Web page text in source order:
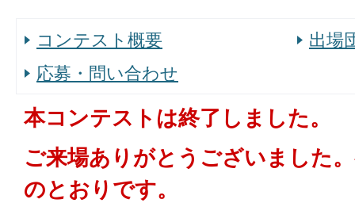
コンテスト概要
出場
応募・問い合わせ
本コンテストは終了しました。
ご来場ありがとうございました
のとおりです。